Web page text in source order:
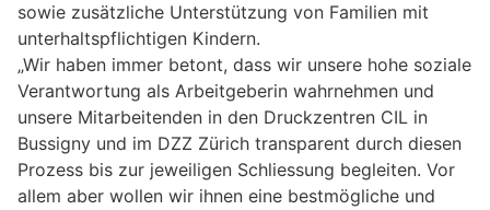
sowie zusätzliche Unterstützung von Familien mit
unterhaltspflichtigen Kindern.
„Wir haben immer betont, dass wir unsere hohe soziale
Verantwortung als Arbeitgeberin wahrnehmen und
unsere Mitarbeitenden in den Druckzentren CIL in
Bussigny und im DZZ Zürich transparent durch diesen
Prozess bis zur jeweiligen Schliessung begleiten. Vor
allem aber wollen wir ihnen eine bestmögliche und